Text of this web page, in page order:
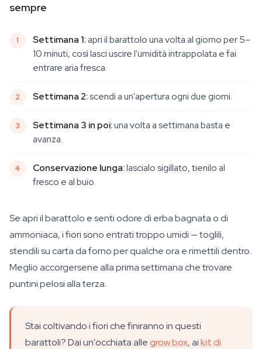
sempre
Settimana 1:apri il barattolo una volta al giorno per 5–
10 minuti, così lasci uscire l'umidità intrappolata e fai
entrare aria fresca.
Settimana 2:scendi a un'apertura ogni due giorni.
Settimana 3 in poi:una volta a settimana basta e
avanza.
Conservazione lunga:lascialo sigillato, tienilo al
fresco e al buio.
Se apri il barattolo e senti odore di erba bagnata o di
ammoniaca, i fiori sono entrati troppo umidi — toglili,
stendili su carta da forno per qualche ora e rimettili dentro.
Meglio accorgersene alla prima settimana che trovare
puntini pelosi alla terza.
Stai coltivando i fiori che finiranno in questi
barattoli? Dai un'occhiata allegrow box, aikit di